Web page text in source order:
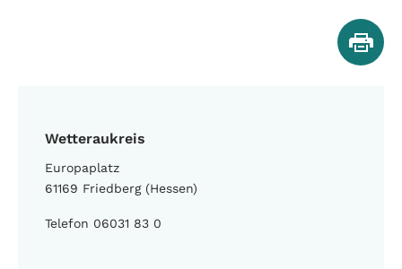
Wetteraukreis
Europaplatz
61169 Friedberg (Hessen)
Telefon 06031 83 0